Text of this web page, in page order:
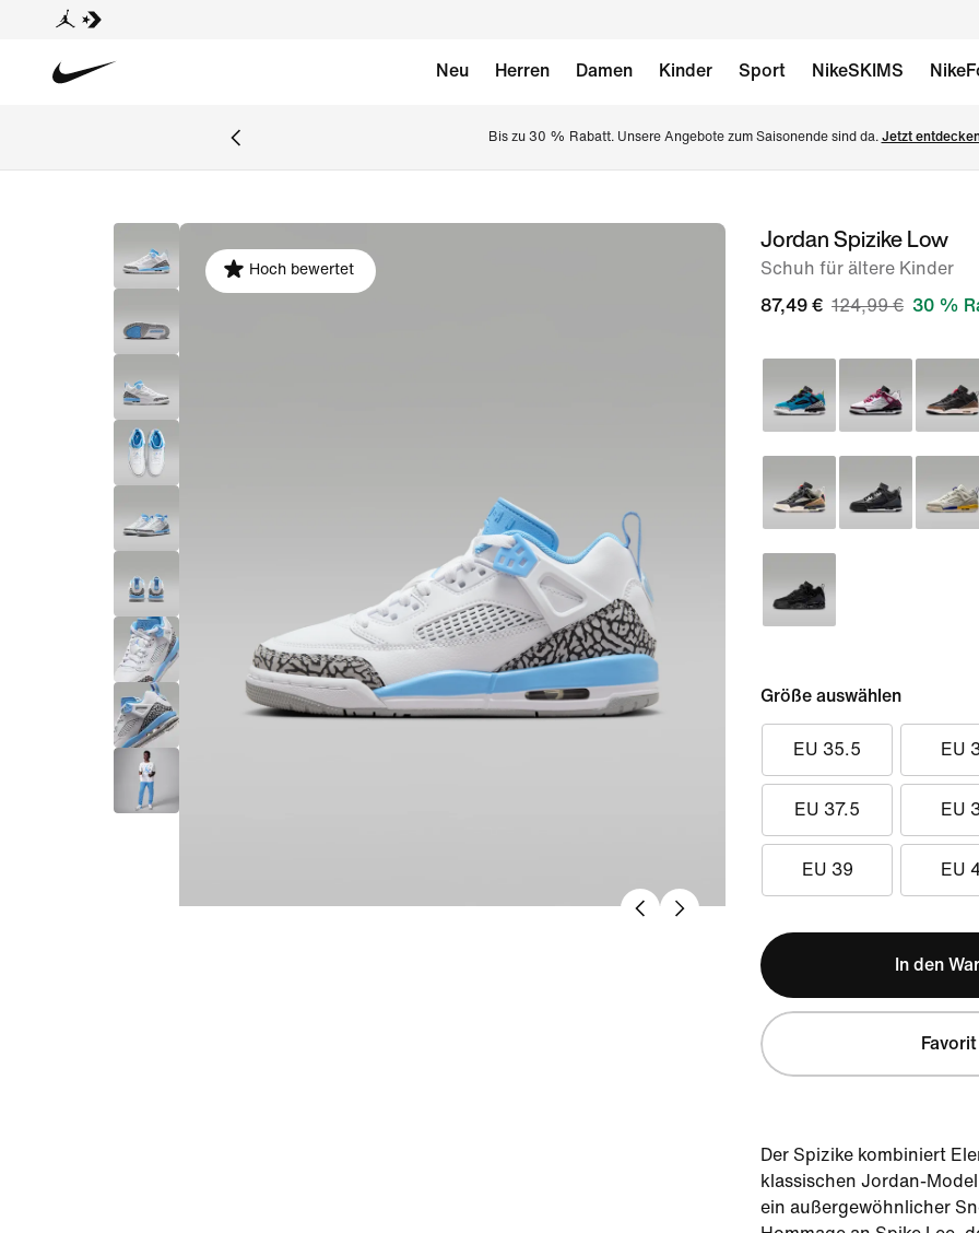
Neu Herren Damen Kinder Sport NikeSKIMS
Bis zu 30 % Rabatt. Unsere Angebote zum Saisonende sind da. Jetzt
Bild 1
Hoch bewertet
Jordan Spizike Low
Schuh für ältere Kinder
87,49 € 124,99 € 30 %
Größe auswählen
EU 35.5 EU
EU 37.5 EU
EU 39 EU
In den
Favorit
Der Spizike kombiniert
klassischen Jordan-
ein außergewöhnlicher